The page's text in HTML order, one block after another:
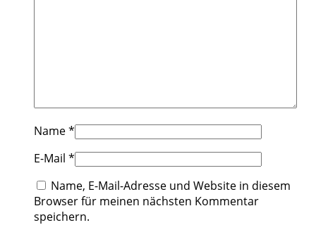
Name*
E-Mail *
Name, E-Mail-Adresse und Website in diesem
Browser für meinen nächsten Kommentar
speichern.